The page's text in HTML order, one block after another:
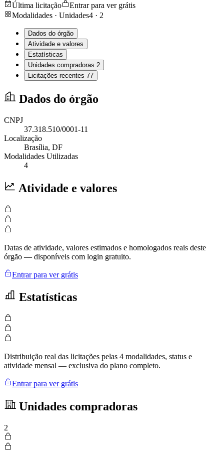
Última licitação
Entrar para ver grátis
Modalidades · Unidades4 · 2
Dados do órgão
Atividade e valores
Estatísticas
Unidades compradoras 2
Licitações recentes 77
Dados do órgão
CNPJ
37.318.510/0001-11
Localização
Brasília, DF
Modalidades Utilizadas
4
Atividade e valores
Datas de atividade, valores estimados e homologados reais deste
órgão — disponíveis com login gratuito.
Entrar para ver grátis
Estatísticas
Distribuição real das licitações pelas 4 modalidades, status e
atividade mensal — exclusiva do plano completo.
Entrar para ver grátis
Unidades compradoras
2